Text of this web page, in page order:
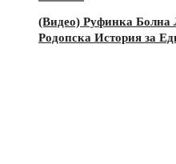
(Видео) Руфинка Болна
Родопска История за